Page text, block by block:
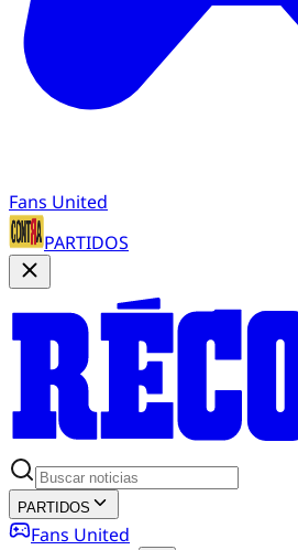
Fans United
PARTIDOS
PARTIDOS
Fans United